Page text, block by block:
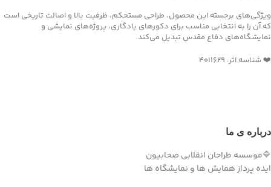
ویژگی‌های برجسته این محصول، طراحی مستحکم، ظرفیت بالا و اصالت تاریخی است
که آن را به انتخابی مناسب برای دکورهای یادگاری، پروژه‌های نمایشی و
نمایشگاه‌های دفاع مقدس تبدیل می‌کند.
❤️ شناسه اثر: 4011629
درباره ی ما
🔷موسسه طراحان انقلابی صحابیون
ایده پرداز همایش ها و نمایشگاه ها